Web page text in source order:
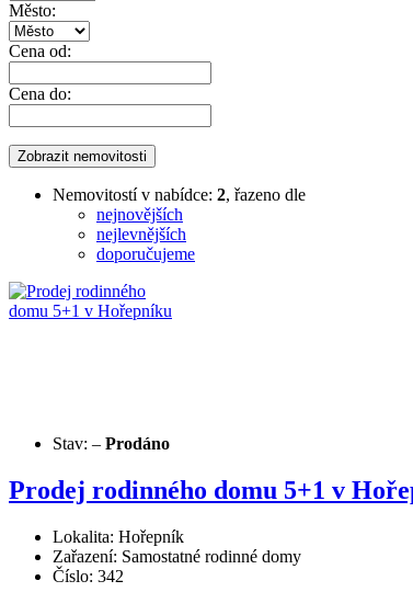
Město:
Cena od:
Cena do:
Nemovitostí v nabídce: 2, řazeno dle
nejnovějších
nejlevnějších
doporučujeme
Stav: – Prodáno
Prodej rodinného domu 5+1 v
Lokalita: Hořepník
Zařazení: Samostatné rodinné domy
Číslo: 342